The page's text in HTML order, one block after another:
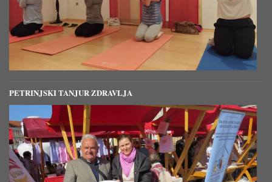
PETRINJSKI TANJUR ZDRAVLJA